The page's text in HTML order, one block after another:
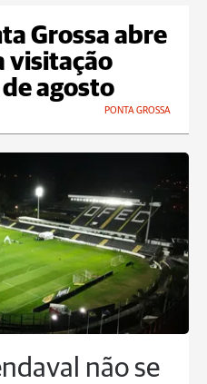
Grossa abre
visitação
agosto
PONTA GROSSA
não se